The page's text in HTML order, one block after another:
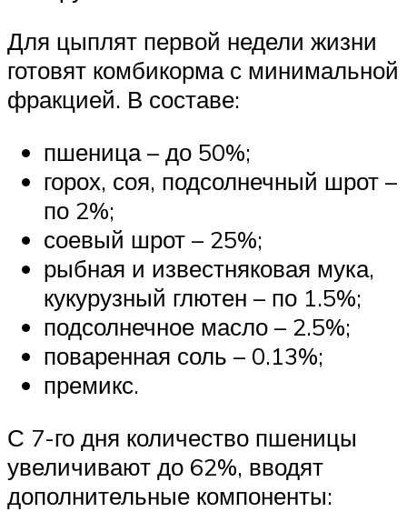
Для цыплят первой недели жизни
готовят комбикорма с минимальной
фракцией. В составе:
пшеница – до 50%;
горох, соя, подсолнечный шрот –
по 2%;
соевый шрот – 25%;
рыбная и известняковая мука,
кукурузный глютен – по 1.5%;
подсолнечное масло – 2.5%;
поваренная соль – 0.13%;
премикс.
С 7-го дня количество пшеницы
увеличивают до 62%, вводят
дополнительные компоненты: